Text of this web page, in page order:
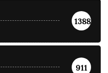
1388
911